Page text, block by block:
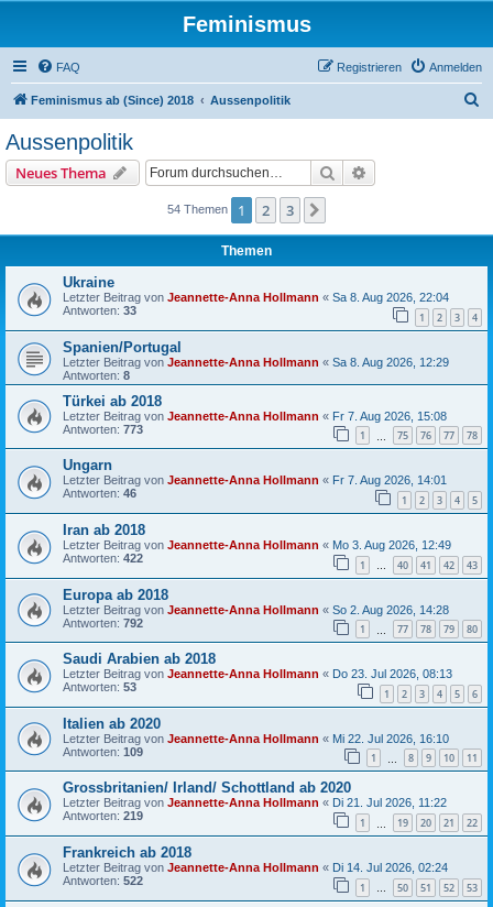
Feminismus
FAQ Anmelden
Registrieren
Feminismus ab (Since) 2018 Aussenpolitik
Aussenpolitik
Neues Thema Suche
54 Themen 1 2 3
Themen
Ukraine
Letzter Beitrag von Jeannette-Anna Hollmann « Sa 8. Aug 2026, 22:04
Antworten: 33 1 2 3 4
Spanien/Portugal
Letzter Beitrag von Jeannette-Anna Hollmann « Sa 8. Aug 2026, 12:29
Antworten: 8
Türkei ab 2018
Letzter Beitrag von Jeannette-Anna Hollmann « Fr 7. Aug 2026, 15:08
Antworten: 773 1 75 76 77 78
Ungarn
Letzter Beitrag von Jeannette-Anna Hollmann « Fr 7. Aug 2026, 14:01
Antworten: 46 1 2 3 4 5
Iran ab 2018
Letzter Beitrag von Jeannette-Anna Hollmann « Mo 3. Aug 2026, 12:49
Antworten: 422 1 … 40 41 42 43
Europa ab 2018
Letzter Beitrag von Jeannette-Anna Hollmann « So 2. Aug 2026, 14:28
Antworten: 792 1 77 78 79 80
Saudi Arabien ab 2018
Letzter Beitrag von Jeannette-Anna Hollmann « Do 23. Jul 2026, 08:13
Antworten: 53 1 2 3 4 5 6
Italien ab 2020
Letzter Beitrag von Jeannette-Anna Hollmann « Mi 22. Jul 2026, 16:10
Antworten: 109 1 8 9 10 11
Grossbritanien/ Irland/ Schottland ab 2020
Letzter Beitrag von Jeannette-Anna Hollmann « Di 21. Jul 2026, 11:22
Antworten: 219 1 19 20 21 22
Frankreich ab 2018
Letzter Beitrag von Jeannette-Anna Hollmann « Di 14. Jul 2026, 02:24
Antworten: 522 1 … 50 51 52 53